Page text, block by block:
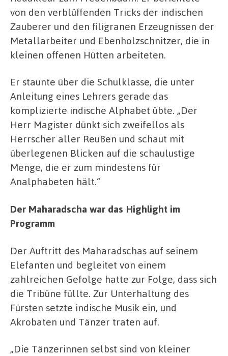
von den verblüffenden Tricks der indischen
Zauberer und den filigranen Erzeugnissen der
Metallarbeiter und Ebenholzschnitzer, die in
kleinen offenen Hütten arbeiteten.
Er staunte über die Schulklasse, die unter
Anleitung eines Lehrers gerade das
komplizierte indische Alphabet übte. „Der
Herr Magister dünkt sich zweifellos als
Herrscher aller Reußen und schaut mit
überlegenen Blicken auf die schaulustige
Menge, die er zum mindestens für
Analphabeten hält.“
Der Maharadscha war das Highlight im
Programm
Der Auftritt des Maharadschas auf seinem
Elefanten und begleitet von einem
zahlreichen Gefolge hatte zur Folge, dass sich
die Tribüne füllte. Zur Unterhaltung des
Fürsten setzte indische Musik ein, und
Akrobaten und Tänzer traten auf.
„Die Tänzerinnen selbst sind von kleiner